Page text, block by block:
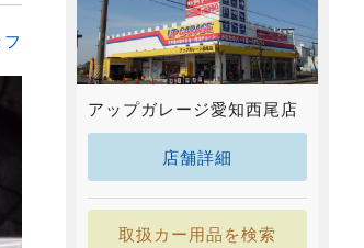
アップガレージ愛知西尾店
店舗詳細
取扱カー用品を検索